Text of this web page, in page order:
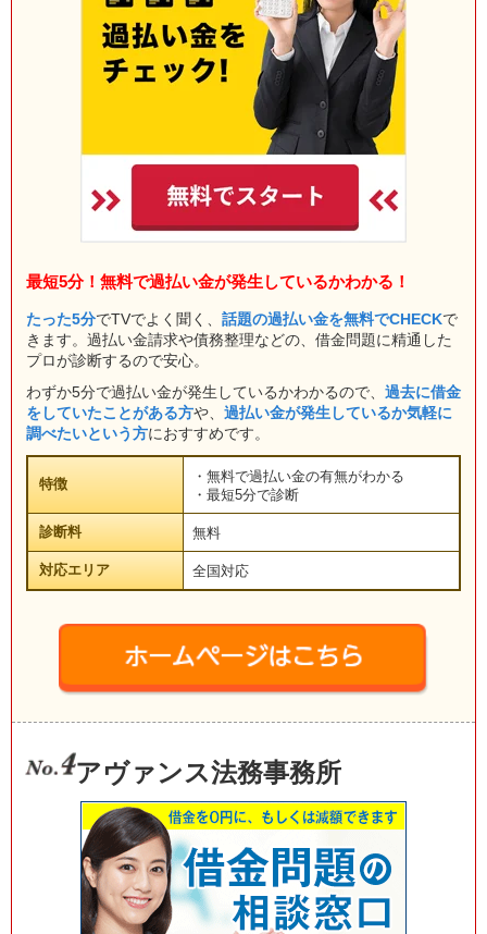
最短5分！無料で過払い金が発生しているかわかる！
たった5分でTVでよく聞く、 話題の過払い金を無料でCHECKで
きます。過払い金請求や債務整理などの、借金問題に精通した
プロが診断するので安心。
わずか5分で過払い金が発生しているかわかるので、 過去に借金
をしていたことがある方や、 過払い金が発生しているか気軽に
調べたいという方におすすめです。
特徴
・無料で過払い金の有無がわかる
・最短5分で診断
診断料 無料
対応エリア 全国対応
アヴァンス法務事務所